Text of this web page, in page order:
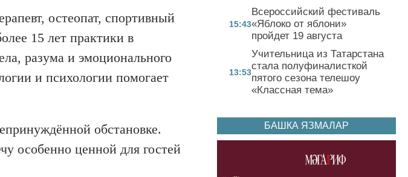
остеопат, спортивный
15 лет практики в
разума и эмоционального
и психологии помогает
обстановке.
особенно ценной для гостей
15:43
Всероссийский фестиваль
«Яблоко от яблони»
пройдет 19 августа
13:53
Учительница из Татарстана
стала полуфиналисткой
пятого сезона телешоу
«Классная тема»
БАШКА ЯЗМАЛАР